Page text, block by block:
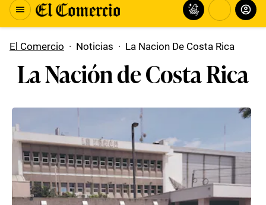
El Comercio · Noticias · La Nacion De Costa Rica
La Nación de Costa Rica